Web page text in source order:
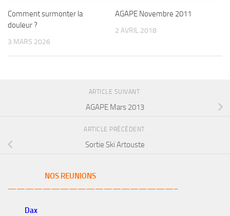
Comment surmonter la
douleur ?
3 MARS 2026
AGAPE Novembre 2011
2 AVRIL 2018
ARTICLE SUIVANT
AGAPE Mars 2013
ARTICLE PRÉCÉDENT
Sortie Ski Artouste
NOS REUNIONS
———————————————————–
Dax